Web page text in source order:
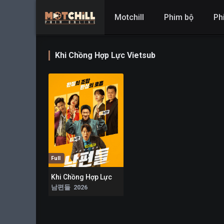
Motchill Phim bộ
Khi Chồng Hợp Lực Vietsub
Full
Khi Chồng Hợp Lực
남편들 2026